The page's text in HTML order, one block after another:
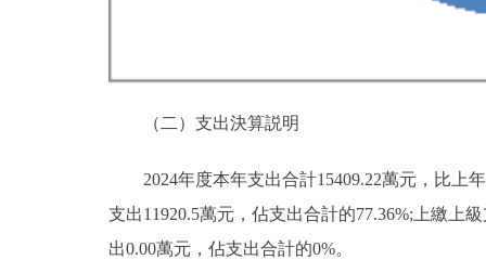
（二）支出決算説明
2024年度本年支出合計15409.22萬元，比上
支出11920.5萬元，佔支出合計的77.36%;上繳上
出0.00萬元，佔支出合計的0%。